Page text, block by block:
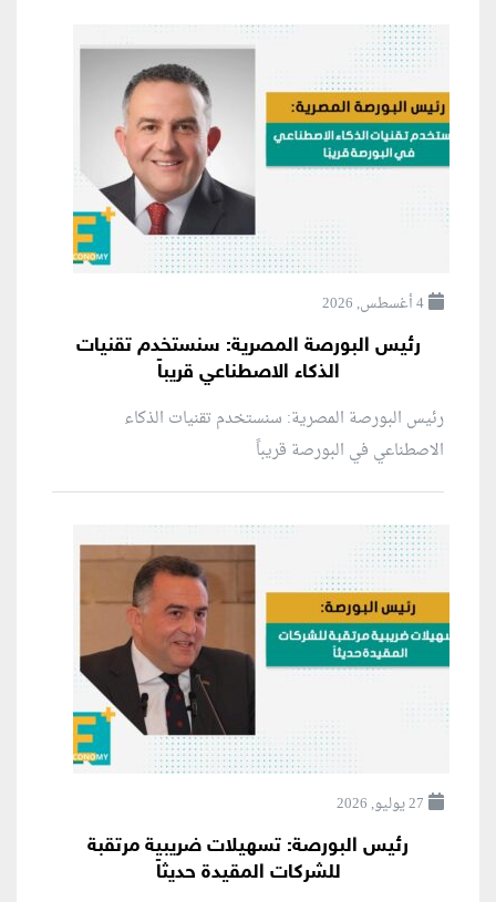
4 أغسطس, 2026
رئيس البورصة المصرية: سنستخدم تقنيات
الذكاء الاصطناعي قريباً
رئيس البورصة المصرية: سنستخدم تقنيات الذكاء
الاصطناعي في البورصة قريباً
27 يوليو, 2026
رئيس البورصة: تسهيلات ضريبية مرتقبة
للشركات المقيدة حديثاً